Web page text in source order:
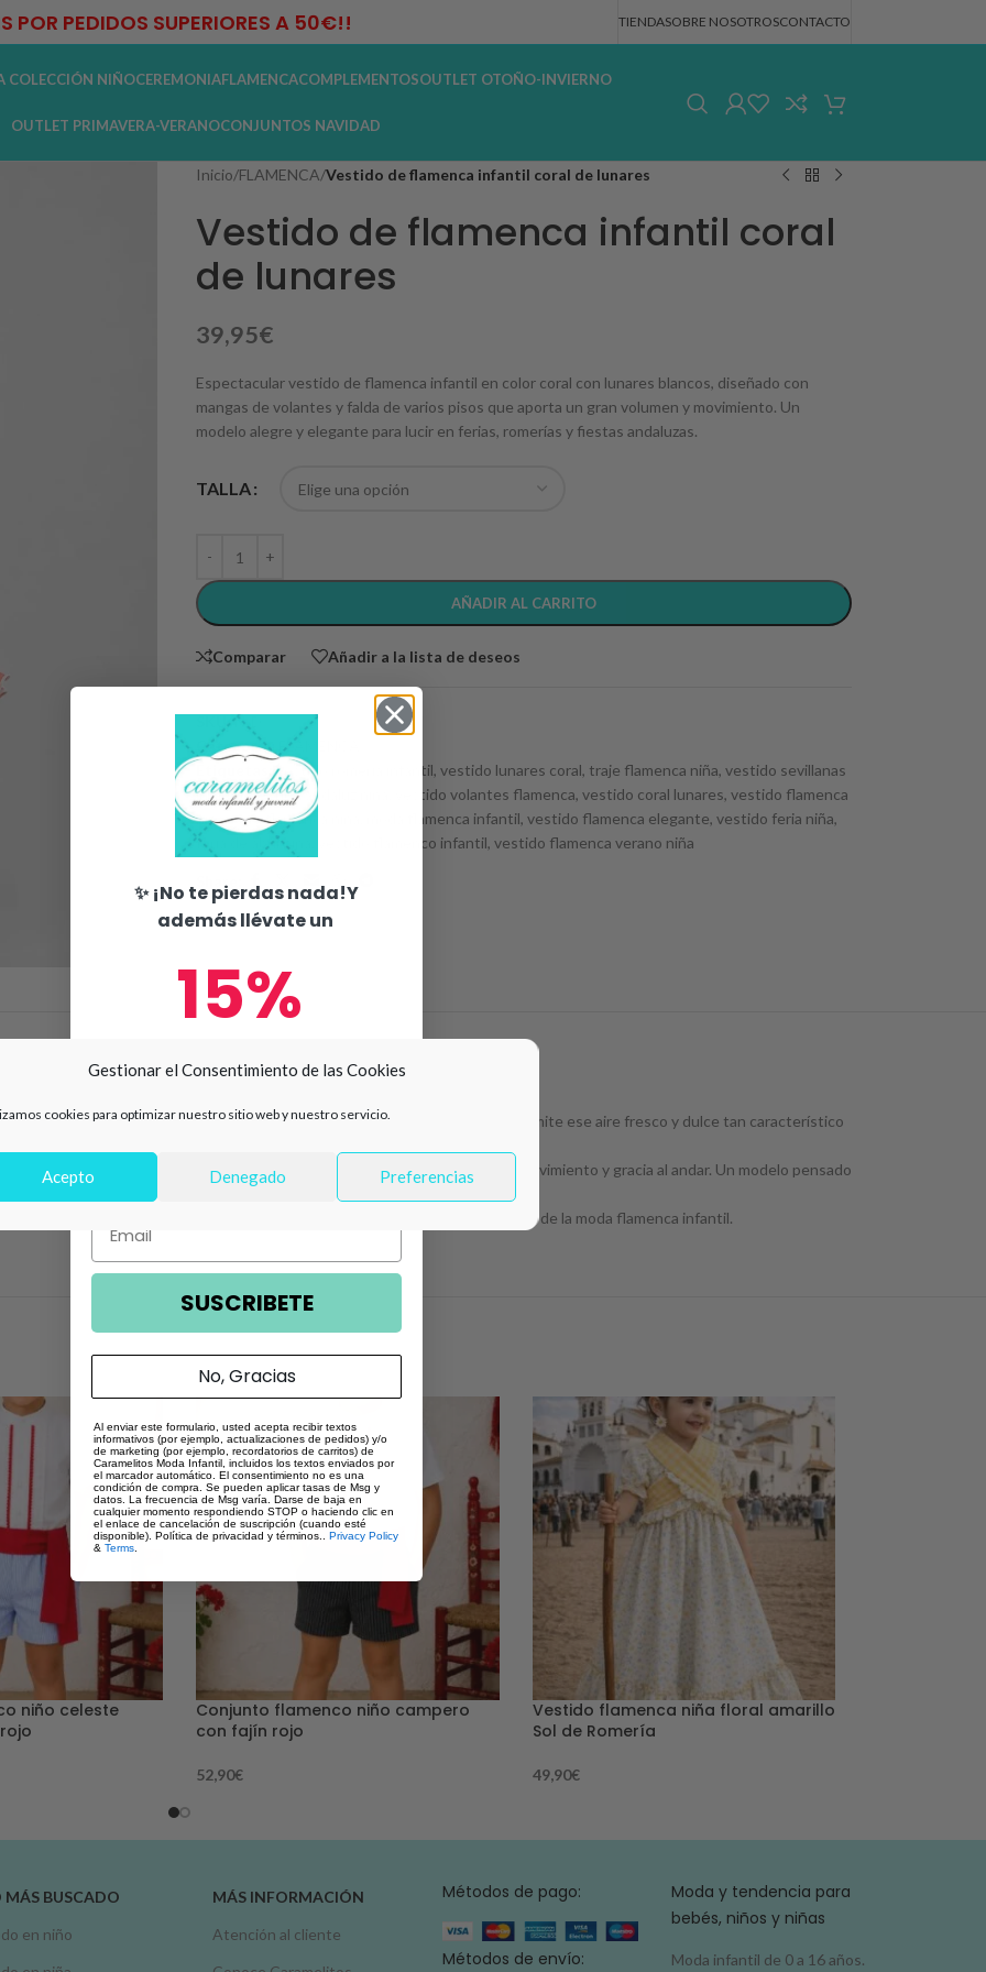
Gestionar el Consentimiento de las Cookies
cookies para optimizar nuestro sitio web y nuestro servicio.
Acepto Denegado Preferencias
POR PEDIDOS SUPERIORES A 50€!! TIENDASOBRE NOSOTROSCONTACTO
COLECCIÓN NIÑOCEREMONIAFLAMENCACOMPLEMENTOSOUTLET OTOÑO-INVIERNO
OUTLET PRIMAVERA-VERANOCONJUNTOS NAVIDAD
Inicio/FLAMENCA/Vestido de flamenca infantil coral de lunares
Vestido de flamenca infantil coral
de lunares
39,95€
Espectacular vestido de flamenca infantil en color coral con lunares blancos, diseñado con
mangas de volantes y falda de varios pisos que aporta un gran volumen y movimiento. Un
modelo alegre y elegante para lucir en ferias, romerías y fiestas andaluzas.
TALLA
AÑADIR AL CARRITO
Comparar Añadir a la lista de deseos
SKU:N/D
Categoría:
FLAMENCA
vestido romería infantil, vestido lunares coral, traje flamenca niña, vestido sevillanas
infantil,vestido andaluz niña vestido volantes flamenca, vestido coral lunares, vestido flamenca
niña,ropa flamenca niña moda flamenca infantil, vestido flamenca elegante, vestido feria niña,
feria de abril niña
vestido flamenco infantil, vestido flamenca verano niña
Share:
floral en tonos suaves y el detalle de cuadro vichy amarillo en el pecho, transmite ese aire fresco y dulce tan característico
volante, mangas abullonadas y una falda amplia con volante que aporta movimiento y gracia al andar. Un modelo pensado
color luminoso que favorece muchísimo y aporta un toque diferente dentro de la moda flamenca infantil.
niño celeste
Conjunto flamenco niño campero
con fajín rojo
52,90€
Vestido flamenca niña floral amarillo
Sol de Romería
49,90€
MÁS BUSCADO
en niño
MÁS INFORMACIÓN
Atención al cliente
Métodos de pago:
Métodos de envío:
Moda y tendencia para
bebés, niños y niñas
Moda infantil de 0 a 16 años.
✨ ¡No te pierdas nada!Y
además llévate un
15%
de descuento en tu primera
SUSCRIBETE
No, Gracias
Al enviar este formulario, usted acepta recibir textos
informativos (por ejemplo, actualizaciones de pedidos) y/o
de marketing (por ejemplo, recordatorios de carritos) de
Caramelitos Moda Infantil, incluidos los textos enviados por
el marcador automático. El consentimiento no es una
condición de compra. Se pueden aplicar tasas de Msg y
datos. La frecuencia de Msg varía. Darse de baja en
cualquier momento respondiendo STOP o haciendo clic en
el enlace de cancelación de suscripción (cuando esté
disponible). Política de privacidad y términos.. Privacy Policy
& Terms